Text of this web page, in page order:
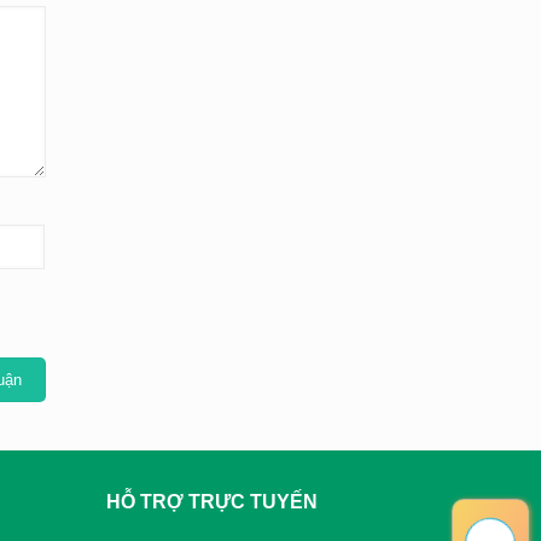
HỖ TRỢ TRỰC TUYẾN